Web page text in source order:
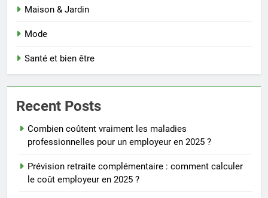
Maison & Jardin
Mode
Santé et bien être
Recent Posts
Combien coûtent vraiment les maladies
professionnelles pour un employeur en 2025 ?
Prévision retraite complémentaire : comment calculer
le coût employeur en 2025 ?